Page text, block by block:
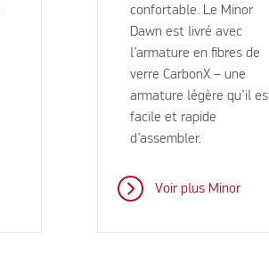
confortable. Le Minor
Dawn est livré avec
l’armature en fibres de
verre CarbonX – une
armature légère qu’il
facile et rapide
d’assembler.
Voir plus Minor